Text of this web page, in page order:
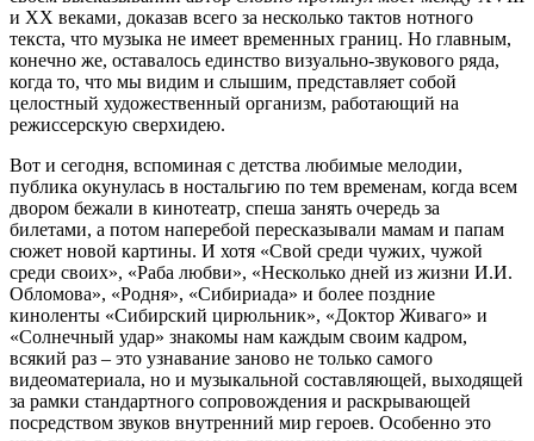
и XX веками, доказав всего за несколько тактов нотного
текста, что музыка не имеет временных границ. Но главным,
конечно же, оставалось единство визуально-звукового ряда,
когда то, что мы видим и слышим, представляет собой
целостный художественный организм, работающий на
режиссерскую сверхидею.
Вот и сегодня, вспоминая с детства любимые мелодии,
публика окунулась в ностальгию по тем временам, когда всем
двором бежали в кинотеатр, спеша занять очередь за
билетами, а потом наперебой пересказывали мамам и папам
сюжет новой картины. И хотя «Свой среди чужих, чужой
среди своих», «Раба любви», «Несколько дней из жизни И.И.
Обломова», «Родня», «Сибириада» и более поздние
киноленты «Сибирский цирюльник», «Доктор Живаго» и
«Солнечный удар» знакомы нам каждым своим кадром,
всякий раз – это узнавание заново не только самого
видеоматериала, но и музыкальной составляющей, выходящей
за рамки стандартного сопровождения и раскрывающей
посредством звуков внутренний мир героев. Особенно это